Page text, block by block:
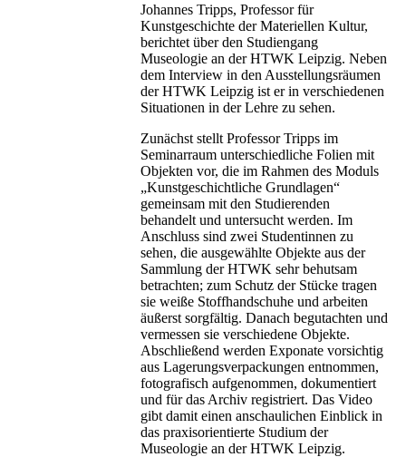
Johannes Tripps, Professor für
Kunstgeschichte der Materiellen Kultur,
berichtet über den Studiengang
Museologie an der HTWK Leipzig. Neben
dem Interview in den Ausstellungsräumen
der HTWK Leipzig ist er in verschiedenen
Situationen in der Lehre zu sehen.
Zunächst stellt Professor Tripps im
Seminarraum unterschiedliche Folien mit
Objekten vor, die im Rahmen des Moduls
„Kunstgeschichtliche Grundlagen“
gemeinsam mit den Studierenden
behandelt und untersucht werden. Im
Anschluss sind zwei Studentinnen zu
sehen, die ausgewählte Objekte aus der
Sammlung der HTWK sehr behutsam
betrachten; zum Schutz der Stücke tragen
sie weiße Stoffhandschuhe und arbeiten
äußerst sorgfältig. Danach begutachten und
vermessen sie verschiedene Objekte.
Abschließend werden Exponate vorsichtig
aus Lagerungsverpackungen entnommen,
fotografisch aufgenommen, dokumentiert
und für das Archiv registriert. Das Video
gibt damit einen anschaulichen Einblick in
das praxisorientierte Studium der
Museologie an der HTWK Leipzig.